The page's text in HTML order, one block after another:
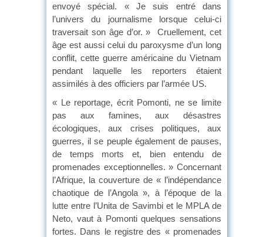
envoyé spécial. « Je suis entré dans
l’univers du journalisme lorsque celui-ci
traversait son âge d’or. » Cruellement, cet
âge est aussi celui du paroxysme d’un long
conflit, cette guerre américaine du Vietnam
pendant laquelle les reporters étaient
assimilés à des officiers par l’armée US.
« Le reportage, écrit Pomonti, ne se limite
pas aux famines, aux désastres
écologiques, aux crises politiques, aux
guerres, il se peuple également de pauses,
de temps morts et, bien entendu de
promenades exceptionnelles. » Concernant
l’Afrique, la couverture de « l’indépendance
chaotique de l’Angola », à l’époque de la
lutte entre l’Unita de Savimbi et le MPLA de
Neto, vaut à Pomonti quelques sensations
fortes. Dans le registre des « promenades